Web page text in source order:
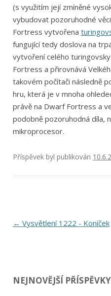
(s využitím její zmíněné
vybudovat pozoruhodné
Fortress vytvořena
fungující tedy doslova na
vytvoření celého
Fortress a přirovnává
takovém počítači následně
hru, která je v mnoha
právě na Dwarf Fortress a
podobně pozoruhodná díla,
mikroprocesor.
Příspěvek byl publikován
Navigace
← Vysvětlení 1222 - Koníček
NEJNOVĚJŠÍ PŘÍSPĚVKY